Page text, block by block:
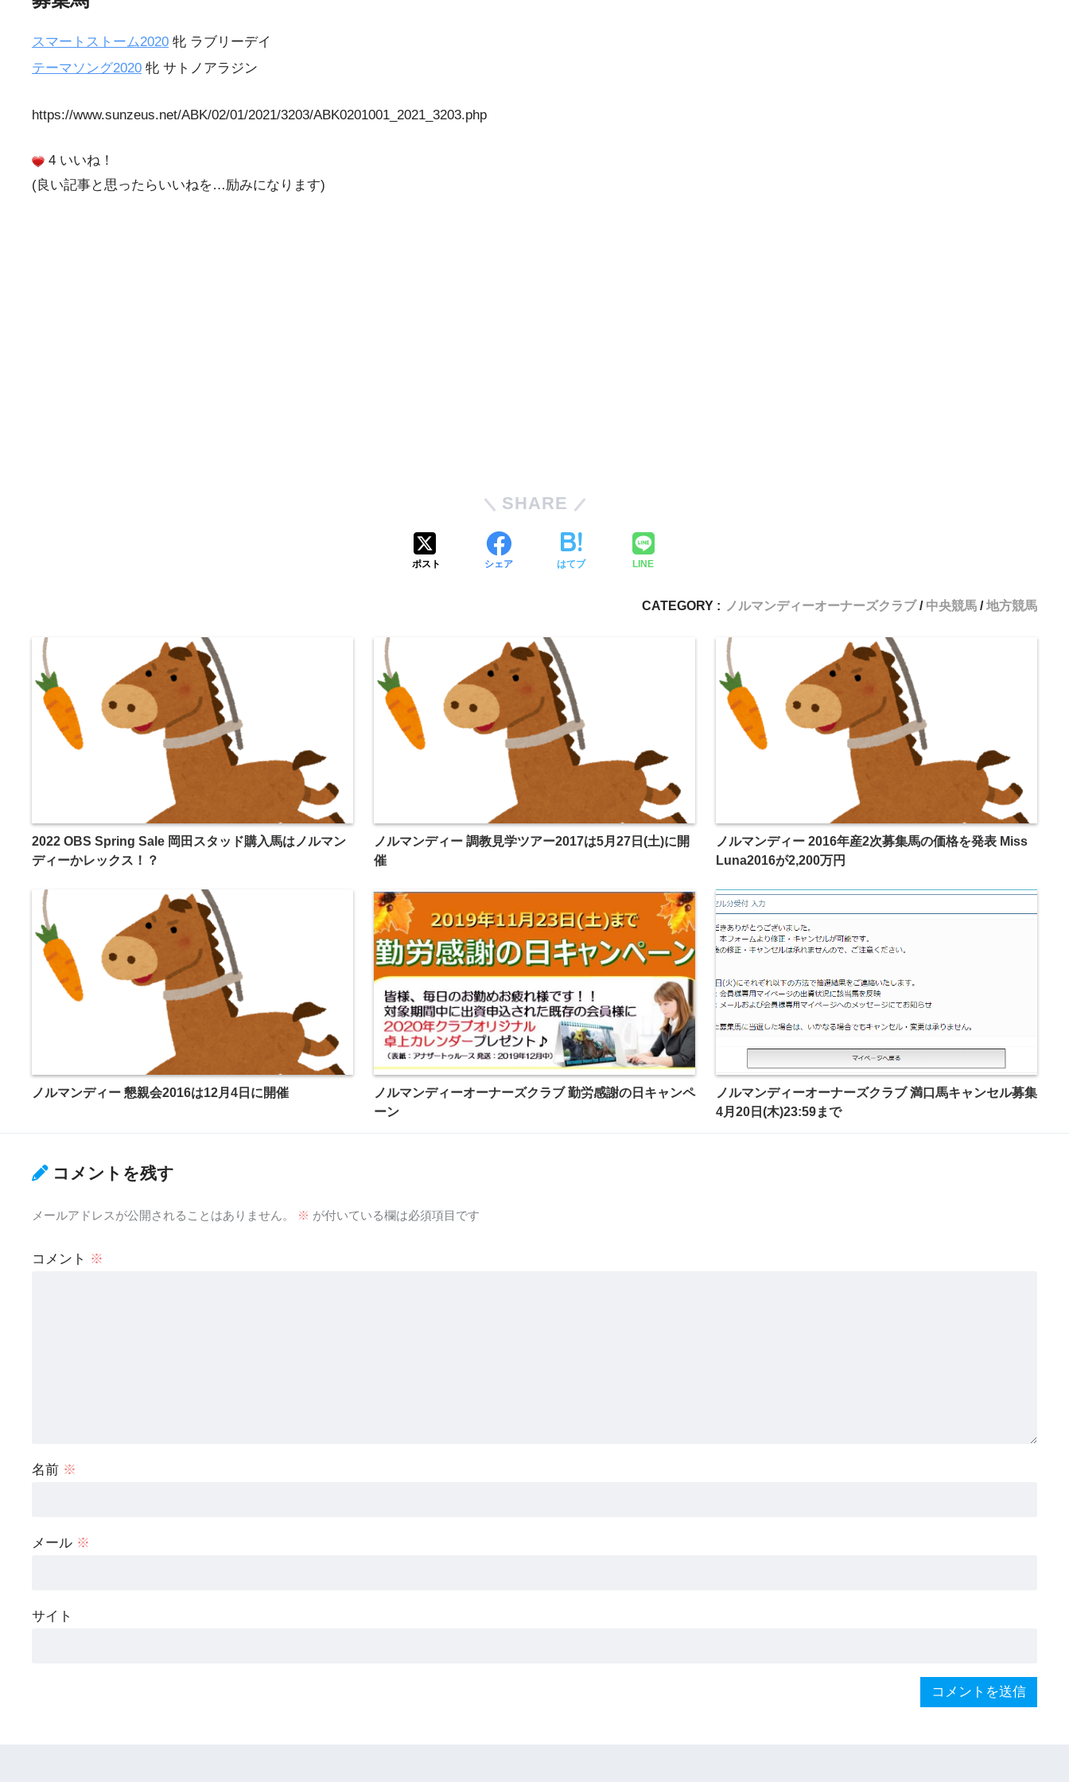
スマートストーム2020 牝 ラブリーデイ
テーマソング2020 牝 サトノアラジン
https://www.sunzeus.net/ABK/02/01/2021/3203/ABK0201001_2021_3203.php
4 いいね！
(良い記事と思ったらいいねを…励みになります)
SHARE
ポスト シェア はてブ LINE
CATEGORY : ノルマンディーオーナーズクラブ 中央競馬 地方競馬
2022 OBS Spring Sale 岡田スタッド購入馬はノルマン
ディーかレックス！？
ノルマンディー 調教見学ツアー2017は5月27日(土)に開
催
ノルマンディー 2016年産2次募集馬の価格を発表 Miss
Luna2016が2,200万円
ノルマンディー 懇親会2016は12月4日に開催
ノルマンディーオーナーズクラブ 勤労感謝の日キャンペ
ーン
ノルマンディーオーナーズクラブ 満口馬キャンセル募集
4月20日(木)23:59まで
コメントを残す
メールアドレスが公開されることはありません。 ※ が付いている欄は必須項目です
コメント ※
名前 ※
メール ※
サイト